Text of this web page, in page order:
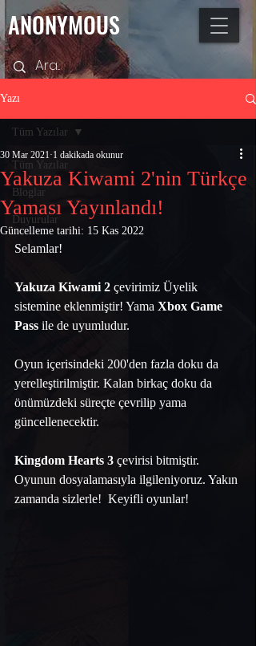
ANONYMOUS
Yazı
Tüm Yazılar
Bloglar
Duyurular
Tüm Yazılar
Yakuza Kiwami 2'nin Türkçe
Yaması Yayınlandı!
30 Mar 2021 1 dakikada okunur
Güncelleme tarihi: 15 Kas 2022
Selamlar!
Yakuza Kiwami 2 çevirimiz Üyelik
sistemine eklenmiştir! Yama Xbox Game
Pass ile de uyumludur.
Oyun içerisindeki 200'den fazla doku da
yerelleştirilmiştir. Kalan birkaç doku da
önümüzdeki süreçte çevrilip yama
güncellenecektir.
Kingdom Hearts 3 çevirisi bitmiştir.
Oyunun dosyalamasıyla ilgileniyoruz. Yakın
zamanda sizlerle!  Keyifli oyunlar!